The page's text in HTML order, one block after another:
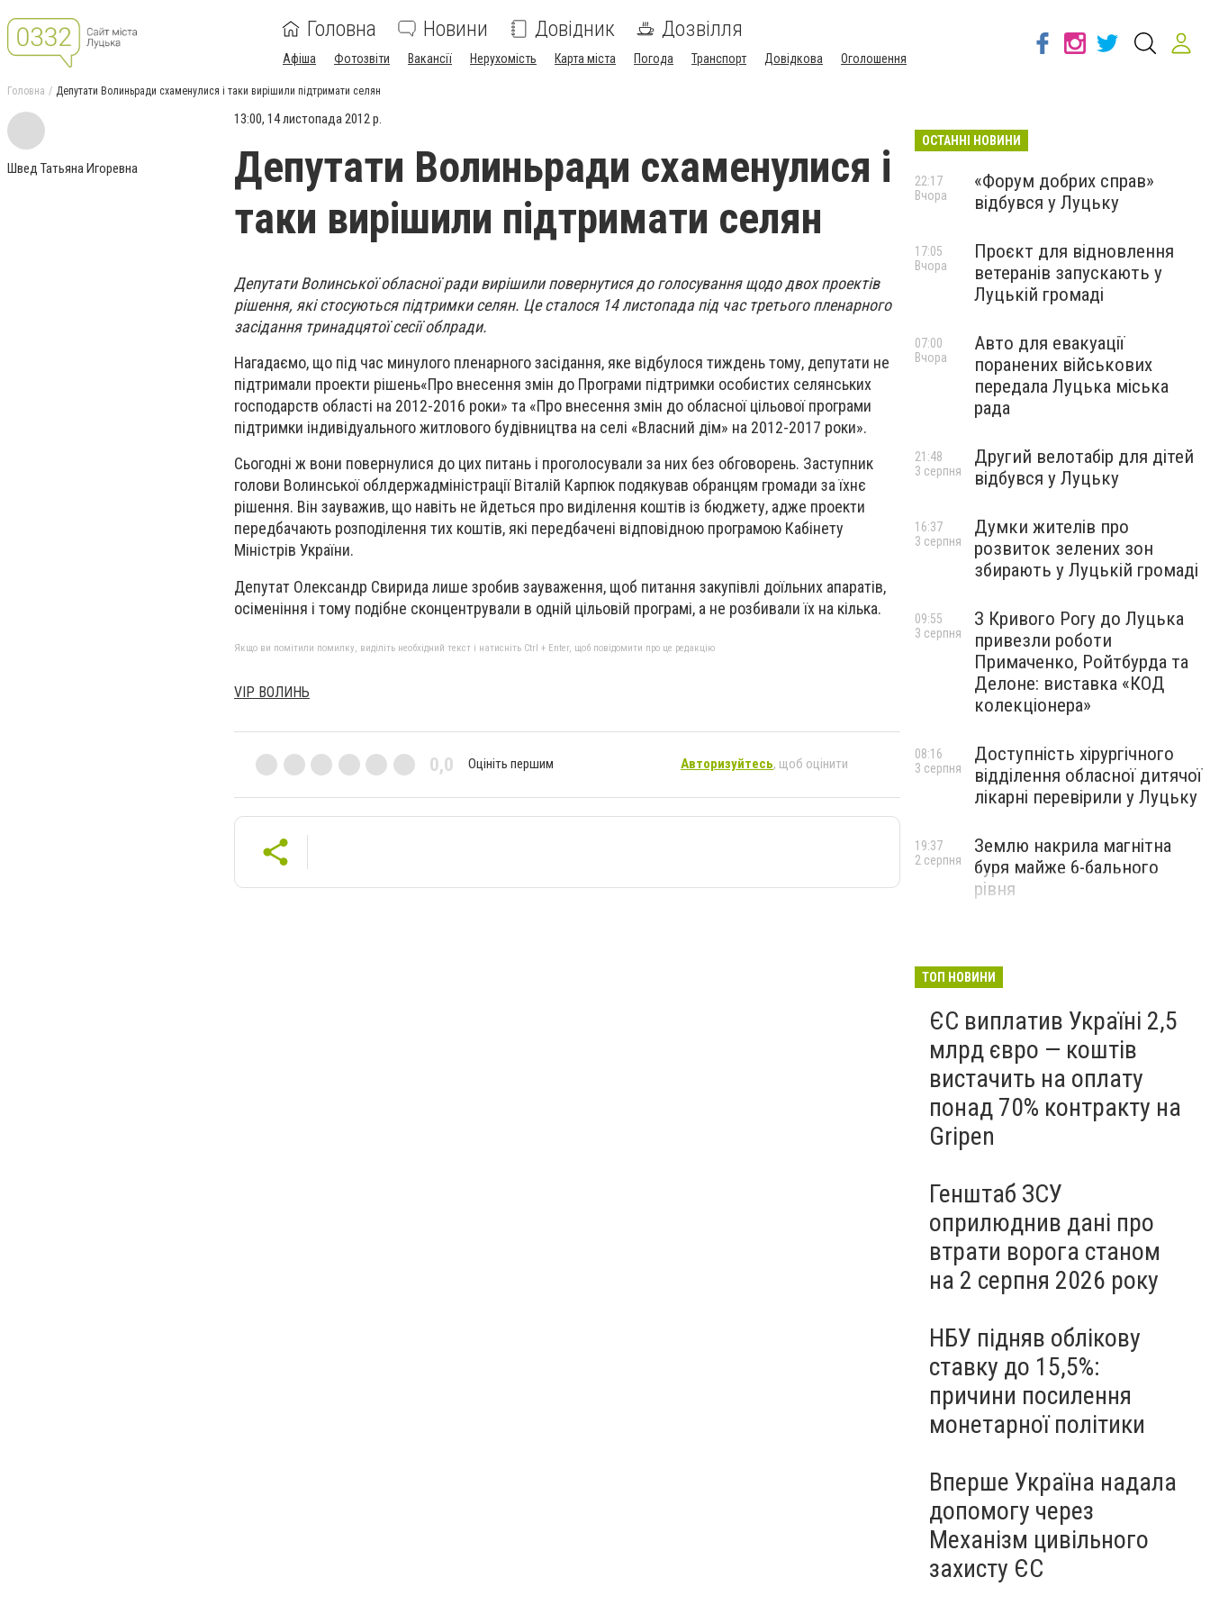
Головна Новини Довідник Дозвілля
Афіша Фотозвіти Вакансії Нерухомість Карта міста Погода Транспорт Довідкова Оголошення
Головна Депутати Волиньради схаменулися і таки вирішили підтримати селян
Швед Татьяна Игоревна
13:00, 14 листопада 2012 р.
Депутати Волиньради схаменулися і
таки вирішили підтримати селян
Депутати Волинської обласної ради вирішили повернутися до голосування щодо двох проектів
рішення, які стосуються підтримки селян. Це сталося 14 листопада під час третього пленарного
засідання тринадцятої сесії облради.
Нагадаємо, що під час минулого пленарного засідання, яке відбулося тиждень тому, депутати не
підтримали проекти рішень«Про внесення змін до Програми підтримки особистих селянських
господарств області на 2012-2016 роки» та «Про внесення змін до обласної цільової програми
підтримки індивідуального житлового будівництва на селі «Власний дім» на 2012-2017 роки».
Сьогодні ж вони повернулися до цих питань і проголосували за них без обговорень. Заступник
голови Волинської облдержадміністрації Віталій Карпюк подякував обранцям громади за їхнє
рішення. Він зауважив, що навіть не йдеться про виділення коштів із бюджету, адже проекти
передбачають розподілення тих коштів, які передбачені відповідною програмою Кабінету
Міністрів України.
Депутат Олександр Свирида лише зробив зауваження, щоб питання закупівлі доїльних апаратів,
осіменіння і тому подібне сконцентрували в одній цільовій програмі, а не розбивали їх на кілька.
Якщо ви помітили помилку, виділіть необхідний текст і натисніть Ctrl + Enter, щоб повідомити про це редакцію
VIP ВОЛИНЬ
0,0 Оцініть першим Авторизуйтесь, щоб оцінити
ОСТАННІ НОВИНИ
«Форум добрих справ»
відбувся у Луцьку
22:17
Вчора
Проєкт для відновлення
ветеранів запускають у
Луцькій громаді
17:05
Вчора
Авто для евакуації
поранених військових
передала Луцька міська
рада
07:00
Вчора
Другий велотабір для дітей
відбувся у Луцьку
21:48
3 серпня
Думки жителів про
розвиток зелених зон
збирають у Луцькій громаді
16:37
3 серпня
З Кривого Рогу до Луцька
привезли роботи
Примаченко, Ройтбурда та
Делоне: виставка «КОД
колекціонера»
09:55
3 серпня
Доступність хірургічного
відділення обласної дитячої
лікарні перевірили у Луцьку
08:16
3 серпня
Землю накрила магнітна
буря майже 6-бального
рівня
19:37
2 серпня
ТОП НОВИНИ
ЄС виплатив Україні 2,5
млрд євро — коштів
вистачить на оплату
понад 70% контракту на
Gripen
Генштаб ЗСУ
оприлюднив дані про
втрати ворога станом
на 2 серпня 2026 року
НБУ підняв облікову
ставку до 15,5%:
причини посилення
монетарної політики
Вперше Україна надала
допомогу через
Механізм цивільного
захисту ЄС